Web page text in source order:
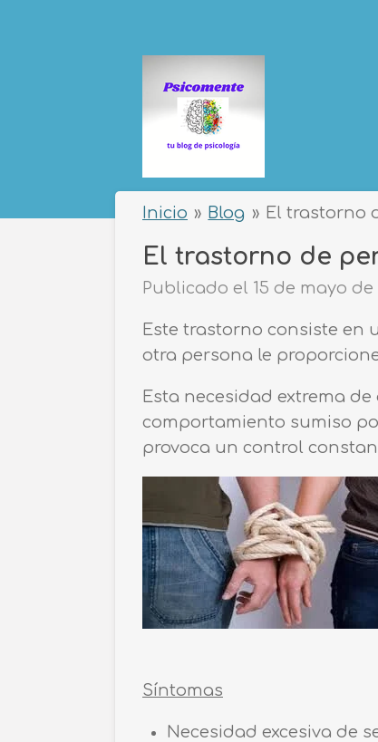
Inicio » Blog » El trastorno
El trastorno de
Publicado el 15 de mayo de
Este trastorno consiste en
otra persona le
Esta necesidad extrema
comportamiento sumiso
provoca un control
Síntomas
Necesidad excesiva de